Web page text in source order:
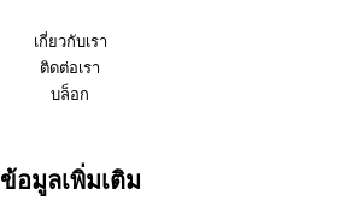
เกี่ยวกับเรา
ติดต่อเรา
บล็อก
ข้อมูลเพิ่มเติม